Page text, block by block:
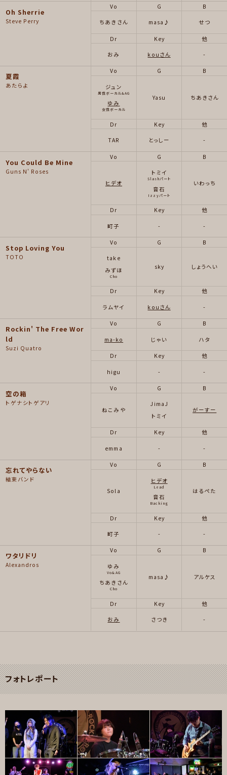
Oh Sherrie
Steve Perry
Vo
ちあきさん
G
masa♪
B
せつ
Dr
おみ
Key
kouさん
他
-
夏霞
あたらよ
Vo
ジュン
男性ボーカル&AG
ゆみ
女性ボーカル
G
Yasu
B
ちあきさん
Dr
TAR
Key
とっしー
他
-
You Could Be Mine
Guns N' Roses
Vo
ヒデオ
G
トミイ
Slashパート
音石
Izzyパート
B
いわっち
Dr
町子
Key
-
他
-
Stop Loving You
TOTO
Vo
take
みずほ
Cho
G
sky
B
しょうへい
Dr
ラムヤイ
Key
kouさん
他
-
Rockin' The Free Wor
ld
Suzi Quatro
Vo
ma-ko
G
じゃい
B
ハタ
Dr
higu
Key
-
他
-
空の箱
トゲナシトゲアリ
Vo
ねこみや
G
JimaJ
トミイ
B
がーすー
Dr
emma
Key
-
他
-
忘れてやらない
結束バンド
Vo
Sola
G
ヒデオ
Lead
音石
Backing
B
はるぺた
Dr
町子
Key
-
他
-
ワタリドリ
Alexandros
Vo
ゆみ
Vo&AG
ちあきさん
Cho
G
masa♪
B
アルケス
Dr
おみ
Key
さつき
他
-
フォトレポート